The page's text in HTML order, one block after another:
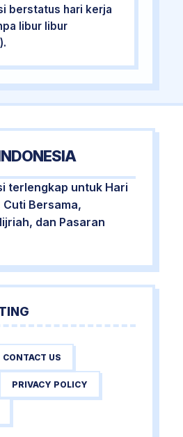
berstatus hari kerja
libur libur
terlengkap untuk Hari
Bersama,
dan Pasaran
CONTACT US
PRIVACY POLICY